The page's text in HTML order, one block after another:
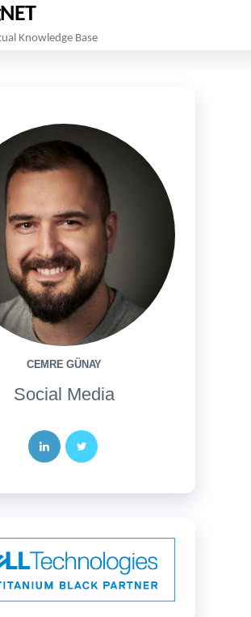
Knowledge Base
CEMRE GÜNAY
Social Media